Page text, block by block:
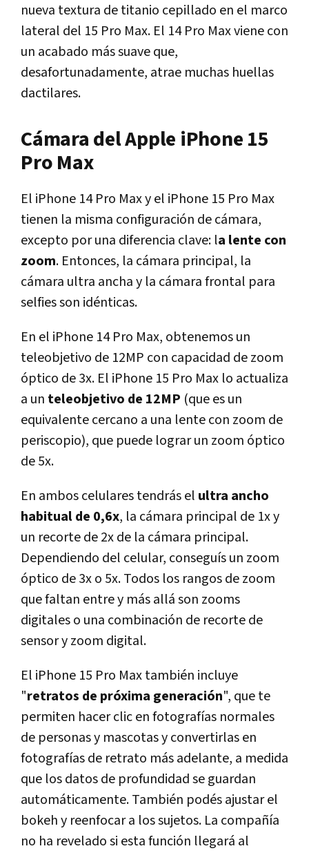
nueva textura de titanio cepillado en el marco
lateral del 15 Pro Max. El 14 Pro Max viene con
un acabado más suave que,
desafortunadamente, atrae muchas huellas
dactilares.
Cámara del Apple iPhone 15
Pro Max
El iPhone 14 Pro Max y el iPhone 15 Pro Max
tienen la misma configuración de cámara,
excepto por una diferencia clave: la lente con
zoom. Entonces, la cámara principal, la
cámara ultra ancha y la cámara frontal para
selfies son idénticas.
En el iPhone 14 Pro Max, obtenemos un
teleobjetivo de 12MP con capacidad de zoom
óptico de 3x. El iPhone 15 Pro Max lo actualiza
a un teleobjetivo de 12MP (que es un
equivalente cercano a una lente con zoom de
periscopio), que puede lograr un zoom óptico
de 5x.
En ambos celulares tendrás el ultra ancho
habitual de 0,6x, la cámara principal de 1x y
un recorte de 2x de la cámara principal.
Dependiendo del celular, conseguís un zoom
óptico de 3x o 5x. Todos los rangos de zoom
que faltan entre y más allá son zooms
digitales o una combinación de recorte de
sensor y zoom digital.
El iPhone 15 Pro Max también incluye
"retratos de próxima generación", que te
permiten hacer clic en fotografías normales
de personas y mascotas y convertirlas en
fotografías de retrato más adelante, a medida
que los datos de profundidad se guardan
automáticamente. También podés ajustar el
bokeh y reenfocar a los sujetos. La compañía
no ha revelado si esta función llegará al